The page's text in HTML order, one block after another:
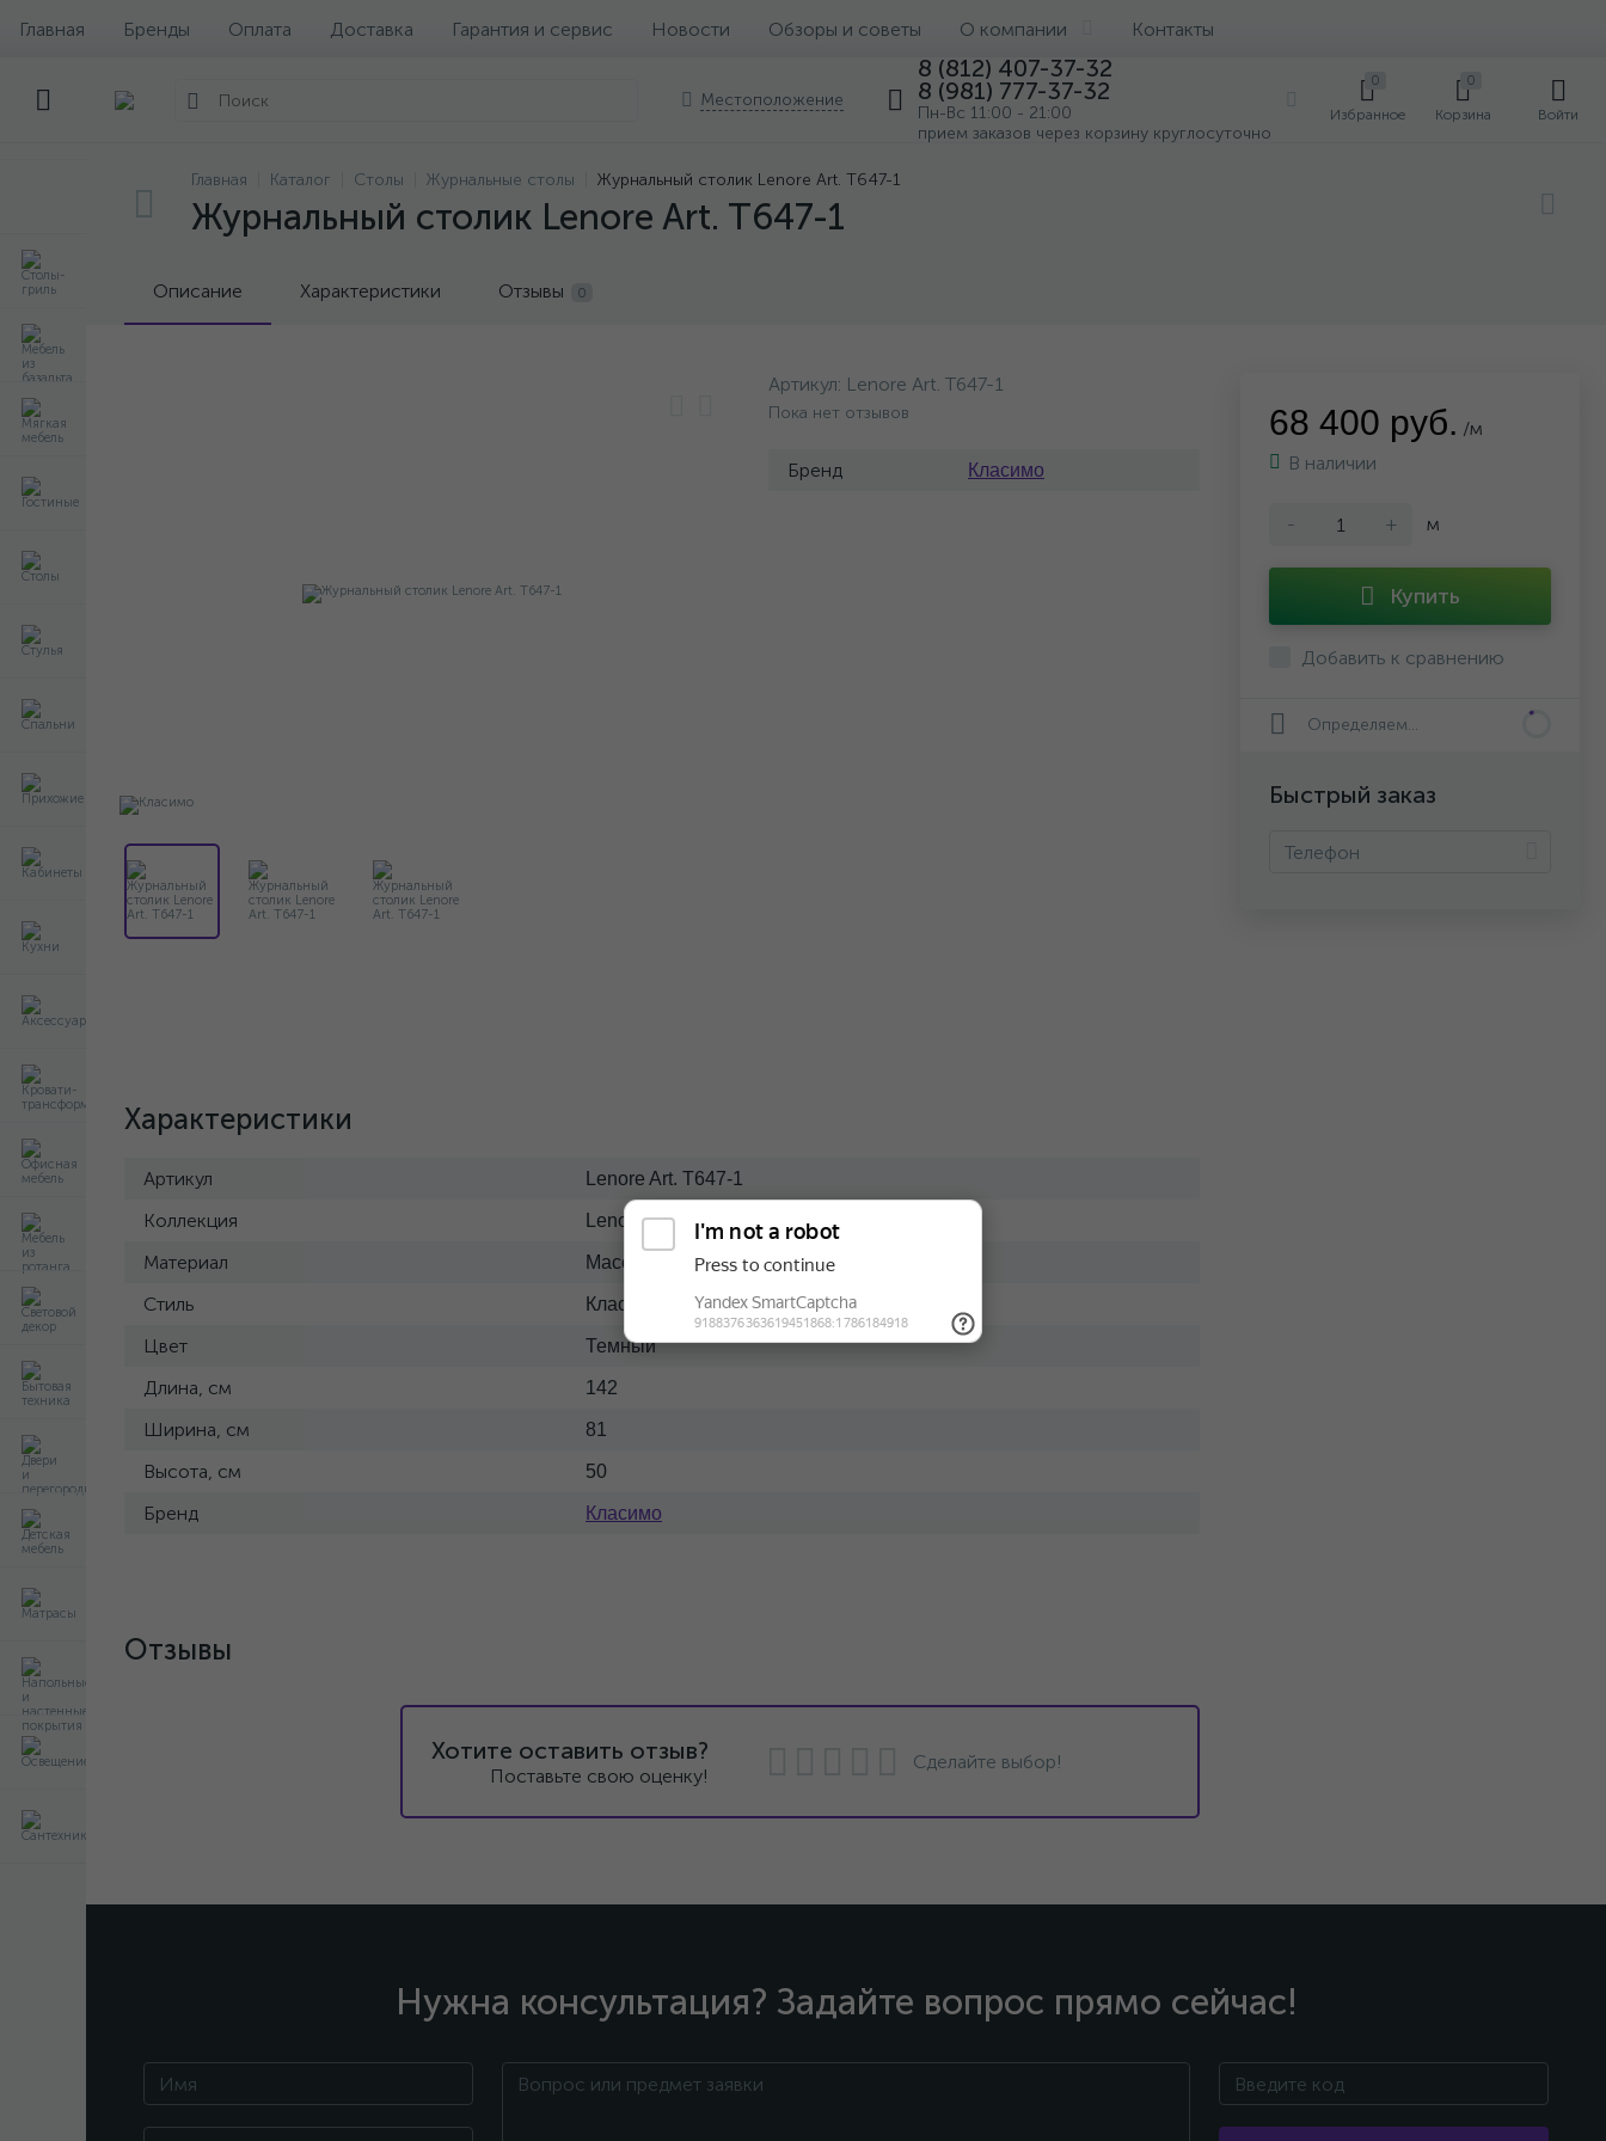
Главная Бренды Оплата Доставка Гарантия и сервис Новости Обзоры и советы О компании Контакты
Местоположение
8 (812) 407-37-32
8 (981) 777-37-32
Пн-Вс 11:00 - 21:00
прием заказов через корзину круглосуточно
0
Избранное
0
Корзина Войти
Главная Каталог Столы Журнальные столы Журнальный столик Lenore Art. T647-1
Журнальный столик Lenore Art. T647-1
Описание Характеристики Отзывы 0
Артикул: Lenore Art. T647-1
Пока нет отзывов
Бренд Класимо
Характеристики
Артикул Lenore Art. T647-1
Коллекция Lenore
Материал Массив
Стиль Классический
Цвет Темный
Длина, см 142
Ширина, см 81
Высота, см 50
Бренд Класимо
68 400 руб. /м
В наличии
- + м
Купить
Добавить к сравнению
Определяем...
Быстрый заказ
Отзывы
Хотите оставить отзыв?
Поставьте свою оценку!
Сделайте выбор!
Нужна консультация? Задайте вопрос прямо сейчас!